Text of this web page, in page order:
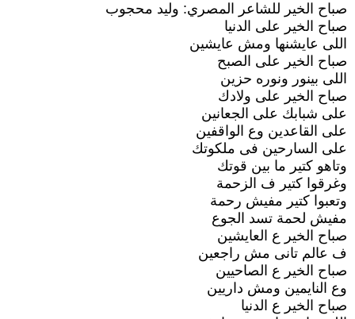
صباح الخير للشاعر المصري: وليد محجوب
صباح الخير على الدنيا
اللى عايشنها ومش عايشين
صباح الخير على الصبح
اللى بينور ونوره حزين
صباح الخير على ولادك
على شبابك على الجعانين
على القاعدين وع الواقفين
على السارحين فى ملكوتك
وتاهو كتير ما بين قوتك
وغرقوا كتير ف الزحمة
وتعبوا كتير مفيش رحمة
مفيش لحمة تسد الجوع
صباح الخير ع العايشين
ف عالم تانى مش راجعين
صباح الخير ع الصاحيين
وع النايمين ومش داريين
صباح الخير ع الدنيا